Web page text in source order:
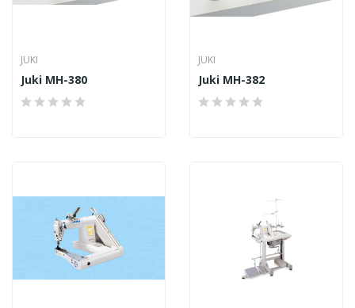
JUKI
Juki MH-380
JUKI
Juki MH-382